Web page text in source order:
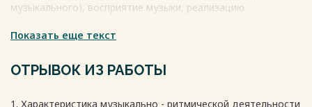
музыкального), восприятие музыки, реализацию
(изобразительной, музыкальной и др.), в том числе
развитие, которое включает приобретение опыта в
Показать еще текст
ОТРЫВОК ИЗ РАБОТЫ
1. Характеристика музыкально - ритмической деятельности